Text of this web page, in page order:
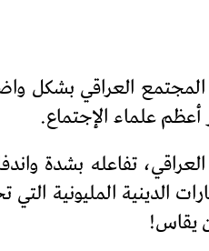
العراقي بشكل
أعظم علماء الإجتماع.
تفاعله بشدة
الدينية
يقاس!